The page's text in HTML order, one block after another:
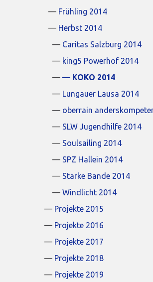
Frühling 2014
Herbst 2014
Caritas Salzburg 2014
king5 Powerhof 2014
KOKO 2014
Lungauer Lausa 2014
oberrain
SLW Jugendhilfe 2014
Soulsailing 2014
SPZ Hallein 2014
Starke Bande 2014
Windlicht 2014
Projekte 2015
Projekte 2016
Projekte 2017
Projekte 2018
Projekte 2019